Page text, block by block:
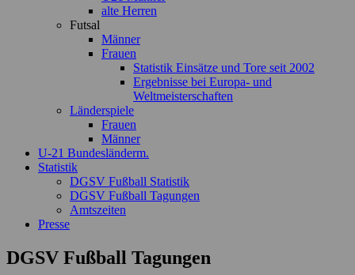
alte Herren
Futsal
Männer
Frauen
Statistik Einsätze und Tore seit 2002
Ergebnisse bei Europa- und
Weltmeisterschaften
Länderspiele
Frauen
Männer
U-21 Bundesländerm.
Statistik
DGSV Fußball Statistik
DGSV Fußball Tagungen
Amtszeiten
Presse
DGSV Fußball Tagungen